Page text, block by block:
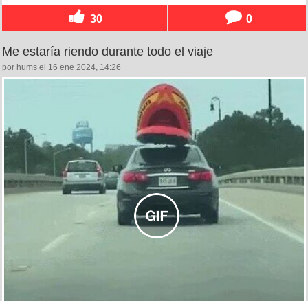
30 0
Me estaría riendo durante todo el viaje
por hums el 16 ene 2024, 14:26